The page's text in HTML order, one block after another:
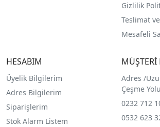
Gizlilik
Teslimat
Mesafeli
HESABIM
Üyelik Bilgilerim
Adres Bilgilerim
Siparişlerim
Stok Alarm Listem
MÜŞTERİ
Adres /
Çeşme
0232 712
0532 623